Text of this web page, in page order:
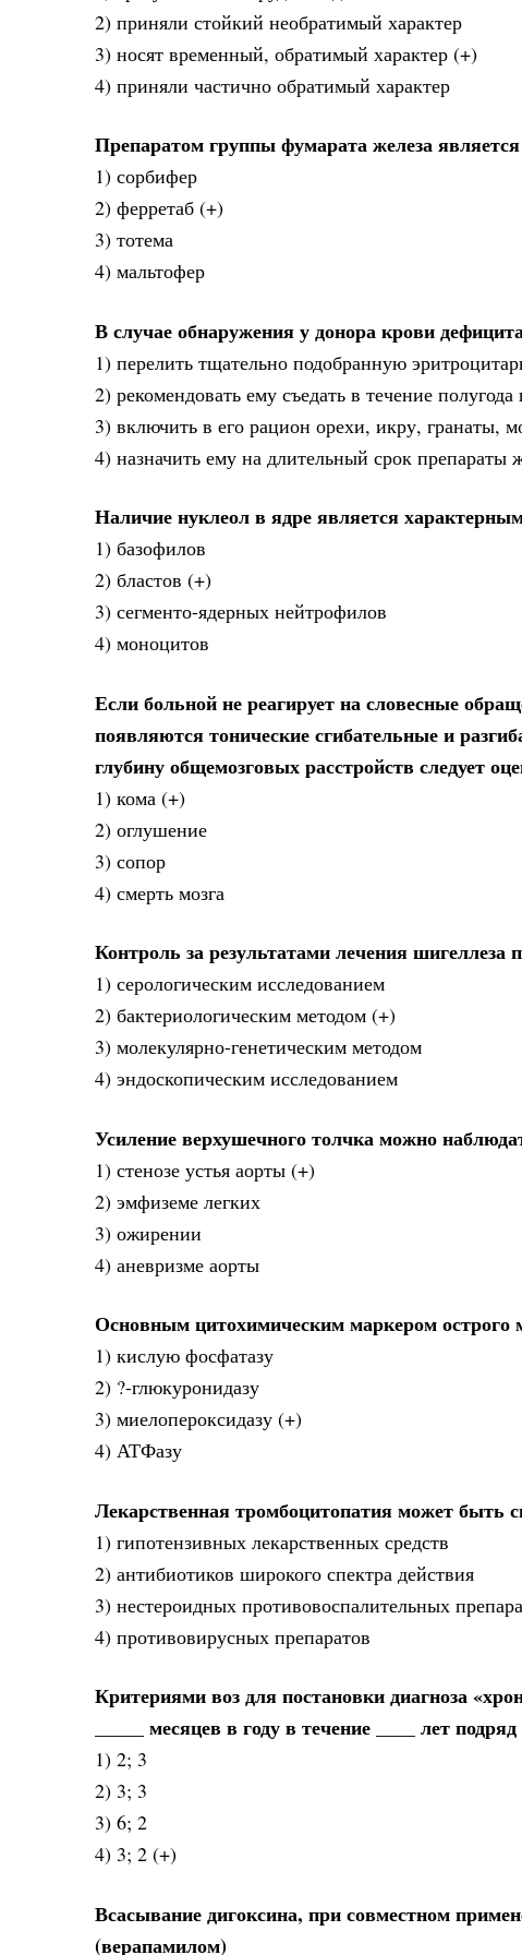
2) приняли стойкий необратимый характер
3) носят временный, обратимый характер (+)
4) приняли частично обратимый характер
Препаратом группы фумарата железа является
1) сорбифер
2) ферретаб (+)
3) тотема
4) мальтофер
В случае обнаружения у донора крови
1) перелить тщательно подобранную
2) рекомендовать ему съедать в течение
3) включить в его рацион орехи, икру, гранаты,
4) назначить ему на длительный срок препараты
Наличие нуклеол в ядре является
1) базофилов
2) бластов (+)
3) сегменто-ядерных нейтрофилов
4) моноцитов
Если больной не реагирует на словесные
появляются тонические сгибательные и
глубину общемозговых расстройств следует
1) кома (+)
2) оглушение
3) сопор
4) смерть мозга
Контроль за результатами лечения шигеллеза
1) серологическим исследованием
2) бактериологическим методом (+)
3) молекулярно-генетическим методом
4) эндоскопическим исследованием
Усиление верхушечного толчка можно
1) стенозе устья аорты (+)
2) эмфиземе легких
3) ожирении
4) аневризме аорты
Основным цитохимическим маркером острого
1) кислую фосфатазу
2) ?-глюкуронидазу
3) миелопероксидазу (+)
4) АТФазу
Лекарственная тромбоцитопатия может быть
1) гипотензивных лекарственных средств
2) антибиотиков широкого спектра действия
3) нестероидных противовоспалительных
4) противовирусных препаратов
Критериями воз для постановки диагноза
_____ месяцев в году в течение ____ лет подряд
1) 2; 3
2) 3; 3
3) 6; 2
4) 3; 2 (+)
Всасывание дигоксина, при совместном
(верапамилом)